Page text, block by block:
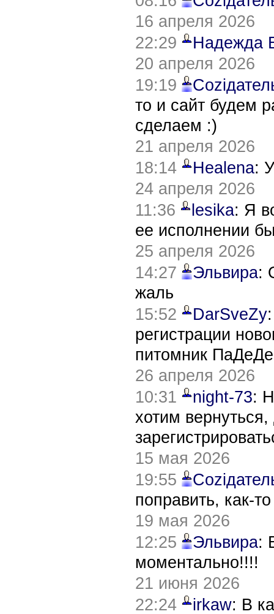
16 апреля 2026
22:29
Надежда
20 апреля 2026
19:19
то и сайт будем
сделаем :)
21 апреля 2026
18:14
Healena:
24 апреля 2026
11:36
lesika: Я
ее исполнении
25 апреля 2026
14:27
Эльвира:
жаль
15:52
DarSveZy
регистрации
питомник
26 апреля 2026
10:31
night-73:
хотим
15 мая 2026
19:55
поправить, как-
19 мая 2026
12:25
Эльвира:
моментально!!!!
21 июня 2026
22:24
irkaw: В